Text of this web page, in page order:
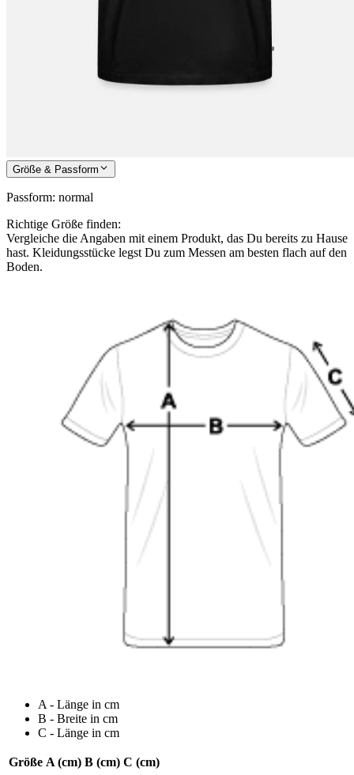
Größe & Passform
Passform: normal
Richtige Größe finden:
Vergleiche die Angaben mit einem Produkt, das Du bereits zu Hause
hast. Kleidungsstücke legst Du zum Messen am besten flach auf den
Boden.
A - Länge in cm
B - Breite in cm
C - Länge in cm
Größe A (cm) B (cm) C (cm)